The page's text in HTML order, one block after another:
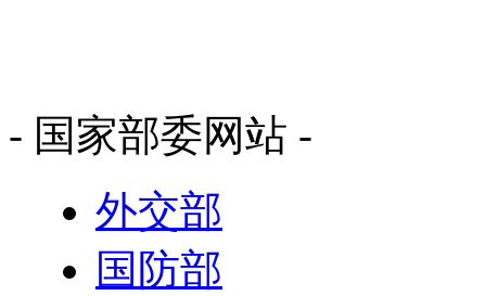
- 国家部委网站 -
外交部
国防部